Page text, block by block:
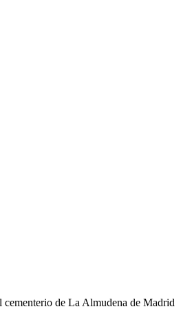
cementerio de La Almudena de Madrid